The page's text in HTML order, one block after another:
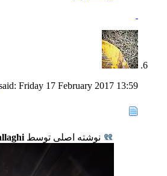
Friday 17 February 2017 13:59
نوشته اصلی توسط